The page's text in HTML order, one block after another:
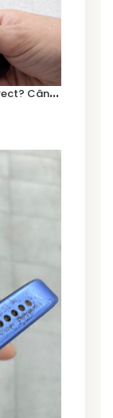
T
ouchscreen-ul nu mai răspunde corect? Când trebuie schimbat display-ul